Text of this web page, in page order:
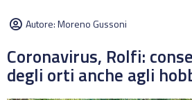
Autore:Moreno Gussoni
Coronavirus, Rolfi:
degli orti anche agli